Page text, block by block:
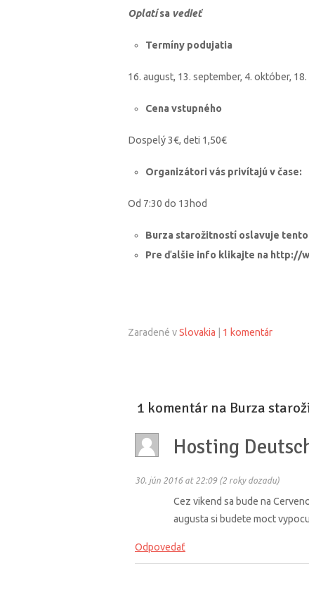
Oplatísa vedieť
Termíny podujatia
16. august, 13. september, 4. október,
Cena vstupného
Dospelý 3€, deti 1,50€
Organizátori vás privítajú v čase:
Od 7:30 do 13hod
Burza starožitností oslavuje tento
Pre ďalšie info klikajte na http://
Zaradené vSlovakia 1 komentár
1 komentár na Burza
Hosting
30. jún 2016 at 22:09 (2 roky dozadu)
Cez vikend sa bude na
augusta si budete moct
Odpovedať